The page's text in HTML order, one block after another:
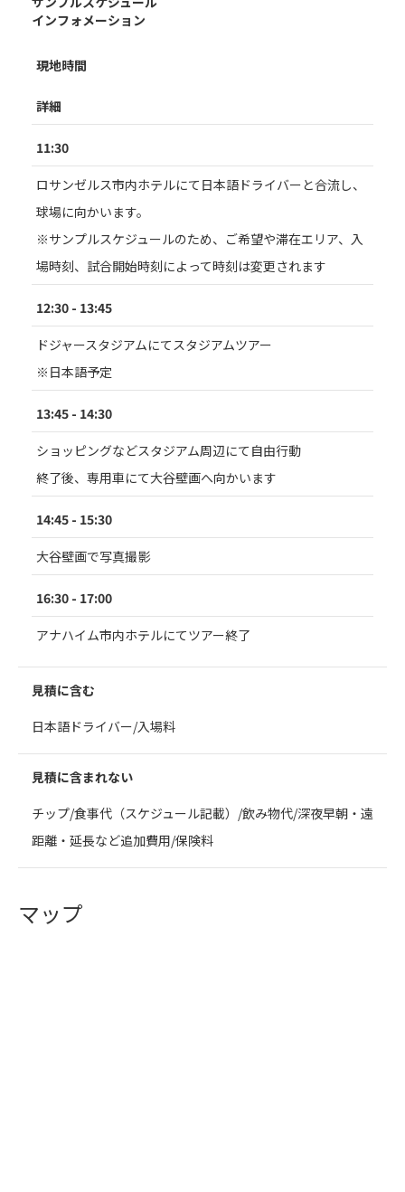
インフォメーション
現地時間
詳細
11:30
ロサンゼルス市内ホテルにて日本語ドライバーと合流し、
球場に向かいます。
※サンプルスケジュールのため、ご希望や滞在エリア、入
場時刻、試合開始時刻によって時刻は変更されます
12:30 - 13:45
ドジャースタジアムにてスタジアムツアー
※日本語予定
13:45 - 14:30
ショッピングなどスタジアム周辺にて自由行動
終了後、専用車にて大谷壁画へ向かいます
14:45 - 15:30
大谷壁画で写真撮影
16:30 - 17:00
アナハイム市内ホテルにてツアー終了
見積に含む
日本語ドライバー/入場料
見積に含まれない
チップ/食事代（スケジュール記載）/飲み物代/深夜早朝・遠
距離・延長など追加費用/保険料
マップ